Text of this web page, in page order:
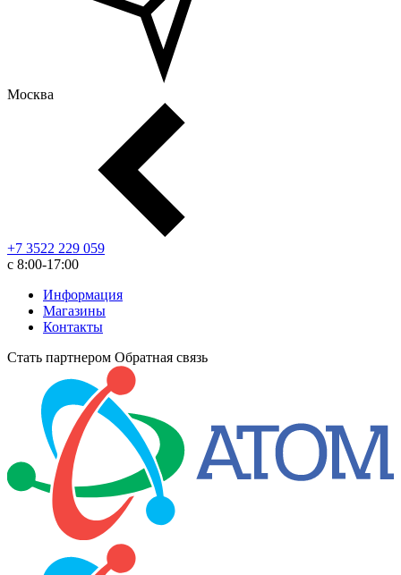
Москва
+7 3522 229 059
с 8:00-17:00
Информация
Магазины
Контакты
Стать партнером Обратная связь